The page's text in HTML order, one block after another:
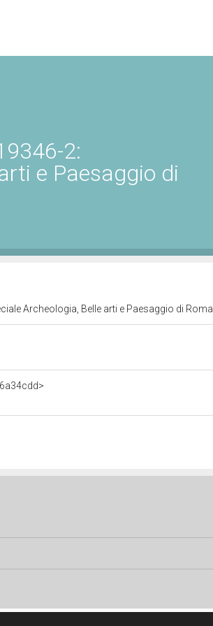
2:
e Paesaggio di
Archeologia, Belle arti e Paesaggio di Roma